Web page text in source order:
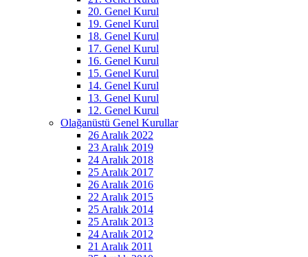
20. Genel Kurul
19. Genel Kurul
18. Genel Kurul
17. Genel Kurul
16. Genel Kurul
15. Genel Kurul
14. Genel Kurul
13. Genel Kurul
12. Genel Kurul
Olağanüstü Genel Kurullar
26 Aralık 2022
23 Aralık 2019
24 Aralık 2018
25 Aralık 2017
26 Aralık 2016
22 Aralık 2015
25 Aralık 2014
25 Aralık 2013
24 Aralık 2012
21 Aralık 2011